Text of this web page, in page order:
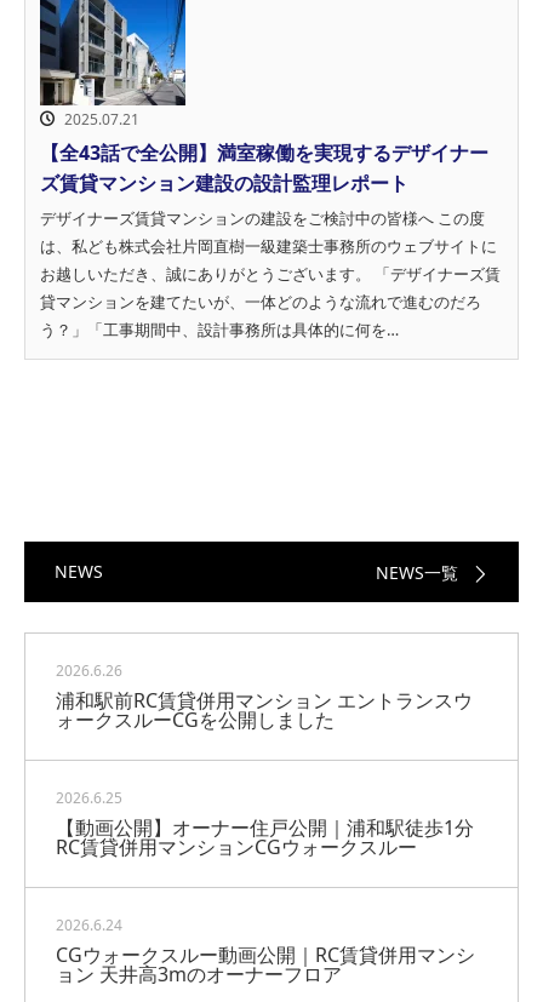
2025.07.21
【全43話で全公開】満室稼働を実現するデザイナー
ズ賃貸マンション建設の設計監理レポート
デザイナーズ賃貸マンションの建設をご検討中の皆様へ この度
は、私ども株式会社片岡直樹一級建築士事務所のウェブサイトに
お越しいただき、誠にありがとうございます。 「デザイナーズ賃
貸マンションを建てたいが、一体どのような流れで進むのだろ
う？」「工事期間中、設計事務所は具体的に何を…
NEWS NEWS一覧
2026.6.26
浦和駅前RC賃貸併用マンション エントランスウ
ォークスルーCGを公開しました
2026.6.25
【動画公開】オーナー住戸公開｜浦和駅徒歩1分
RC賃貸併用マンションCGウォークスルー
2026.6.24
CGウォークスルー動画公開｜RC賃貸併用マンシ
ョン 天井高3mのオーナーフロア